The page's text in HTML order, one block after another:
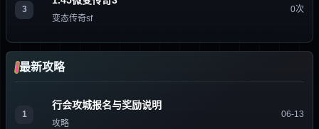
3
变态传奇sf
0次
最新攻略
1
行会攻城报名与奖励说明
攻略
06-13